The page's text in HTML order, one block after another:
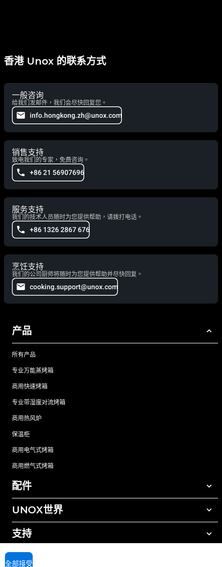
香港 Unox 的联系方式
一般咨询
给我们发邮件，我们会尽快回复您。
info.hongkong.zh@unox.com
销售支持
致电我们的专家，免费咨询。
+86 21 56907696
服务支持
我们的技术人员随时为您提供帮助，请拨打电话。
+86 1326 2867 676
烹饪支持
我们的公司厨师将随时为您提供帮助并尽快回复。
cooking.support@unox.com
产品
所有产品
专业万能蒸烤箱
商用快速烤箱
专业带湿度对流烤箱
商用热风炉
保温柜
商用电气式烤箱
商用燃气式烤箱
配件
所有配件
手动清洗清洁剂
树脂过滤水处理
UNOX世界
我们在全球的办事处
支持
UNOX质保
全部接受